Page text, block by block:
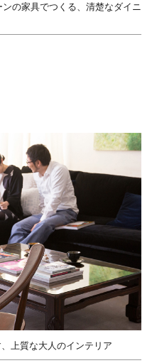
の家具でつくる、清楚なダイニ
上質な大人のインテリア